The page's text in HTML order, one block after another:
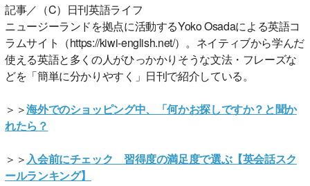
記事／（C）日刊英語ライフ
ニュージーランドを拠点に活動するYoko Osadaによる英語コ
ラムサイト（https://kiwi-english.net/）。ネイティブから学んだ
使える英語と多くの人がひっかかりそうな文法・フレーズな
どを「簡単に分かりやすく」日刊で紹介している。
＞＞海外でのショッピング中、「何かお探しですか？と聞か
れたら？
＞＞ 入会前にチェック 習得度の満足度で選ぶ【英会話スク
ールランキング】